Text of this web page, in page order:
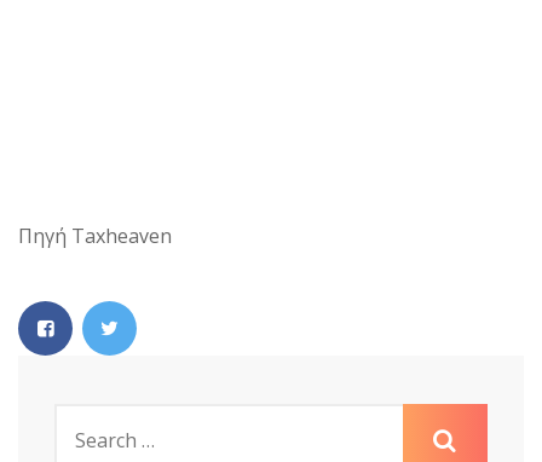
Πηγή Taxheaven